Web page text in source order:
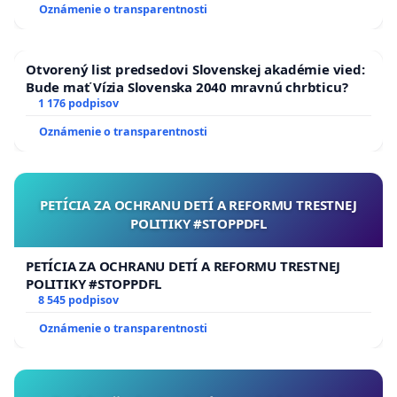
súčasnežiadame o poskytovanie informácií
o krokoch, ktoré budú v tejto veci vykonávané.
Oznámenie o transparentnosti
Otvorený list predsedovi Slovenskej akadémie vied:
Bude mať Vízia Slovenska 2040 mravnú chrbticu?
1 176 podpisov
Oznámenie o transparentnosti
PETÍCIA ZA OCHRANU DETÍ A REFORMU TRESTNEJ
POLITIKY #STOPPDFL
PETÍCIA ZA OCHRANU DETÍ A REFORMU TRESTNEJ
POLITIKY #STOPPDFL
8 545 podpisov
Oznámenie o transparentnosti